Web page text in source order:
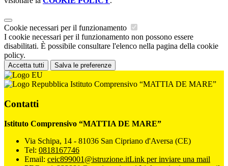
Cookie necessari per il funzionamento
I cookie necessari per il funzionamento non possono essere
disabilitati. È possibile consultare l'elenco nella pagina della cookie
policy.
Accetta tutti Salva le preferenze
Istituto Comprensivo “MATTIA DE MARE”
Contatti
Istituto Comprensivo “MATTIA DE MARE”
Via Schipa, 14 - 81036 San Cipriano d'Aversa (CE)
Tel: 0818167746
Email: ceic899001@istruzione.itLink per inviare una mail